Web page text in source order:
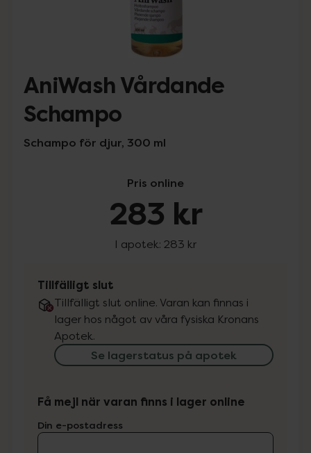
AniWash Vårdande
Schampo
Schampo för djur, 300 ml
Pris online
283 kr
I apotek: 283 kr
Tillfälligt slut
Tillfälligt slut online. Varan kan finnas i
lager hos något av våra fysiska Kronans
Apotek.
Se lagerstatus på apotek
Få mejl när varan finns i lager online
Din e-postadress